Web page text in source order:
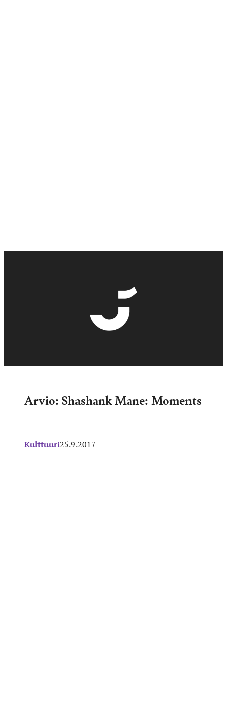
Arvio: Shashank Mane: Moments
Kulttuuri25.9.2017